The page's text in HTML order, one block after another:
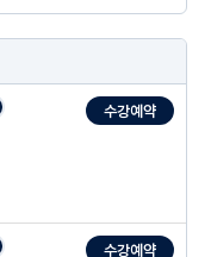
수강예약
수강예약